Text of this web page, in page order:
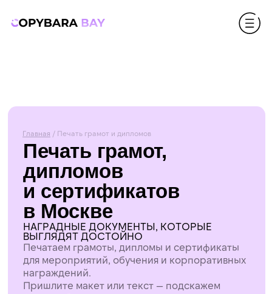
Печать грамот,
дипломов
и сертификатов
в Москве
НАГРАДНЫЕ ДОКУМЕНТЫ, КОТОРЫЕ
ВЫГЛЯДЯТ ДОСТОЙНО
Печатаем грамоты, дипломы и сертификаты
для мероприятий, обучения и корпоративных
награждений.
Пришлите макет или текст — подскажем
формат, бумагу и вариант печати.
Рассчитать печать